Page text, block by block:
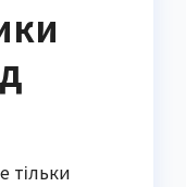
тільки